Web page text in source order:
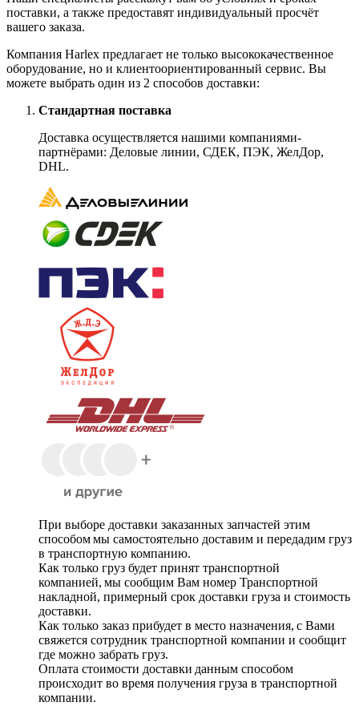
поставки, а также предоставят индивидуальный просчёт
вашего заказа.
Компания Harlex предлагает не только высококачественное
оборудование, но и клиентоориентированный сервис. Вы
можете выбрать один из 2 способов доставки:
Стандартная поставка
Доставка осуществляется нашими компаниями-
партнёрами: Деловые линии, СДЕК, ПЭК, ЖелДор,
DHL.
При выборе доставки заказанных запчастей этим
способом мы самостоятельно доставим и передадим груз
в транспортную компанию.
Как только груз будет принят транспортной
компанией, мы сообщим Вам номер Транспортной
накладной, примерный срок доставки груза и стоимость
доставки.
Как только заказ прибудет в место назначения, с Вами
свяжется сотрудник транспортной компании и сообщит
где можно забрать груз.
Оплата стоимости доставки данным способом
происходит во время получения груза в транспортной
компании.